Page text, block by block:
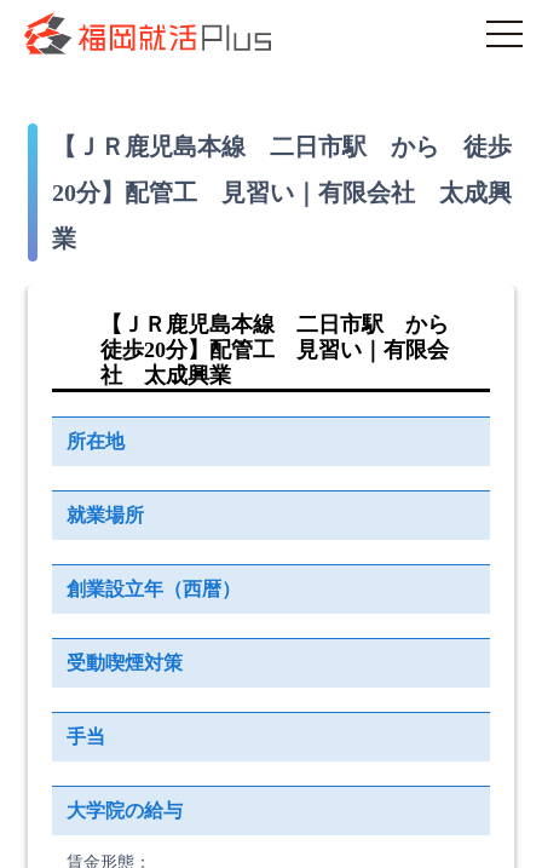
【ＪＲ鹿児島本線 二日市駅 から 徒歩
20分】配管工 見習い｜有限会社 太成興
業
【ＪＲ鹿児島本線 二日市駅 から
徒歩20分】配管工 見習い｜有限会
社 太成興業
所在地
就業場所
創業設立年（西暦）
受動喫煙対策
手当
大学院の給与
賃金形態：